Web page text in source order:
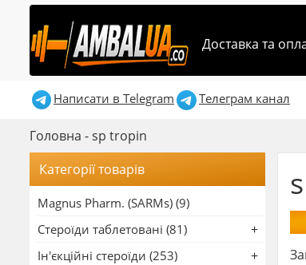
Доставка та
Написати в Telegram Телеграм канал
Головна -sp tropin
Категорії товарів
Magnus Pharm. (SARMs) (9)
Стероїди таблетовані (81)
Ін'єкційні стероїди (253)